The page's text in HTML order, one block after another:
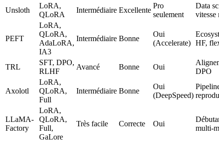
Unsloth
LoRA,
QLoRA
Intermédiaire Excellente
Pro
seulement
Data
vitesse
PEFT
LoRA,
QLoRA,
AdaLoRA,
IA3
Intermédiaire Bonne
Oui
(Accelerate) HF,
TRL
SFT, DPO,
RLHF
Avancé Bonne Oui
DPO
Axolotl
LoRA,
QLoRA,
Full
Intermédiaire Bonne
Oui
(DeepSpeed)
LLaMA-
Factory
LoRA,
QLoRA,
Full,
GaLore
Très facile Correcte Oui
multi-